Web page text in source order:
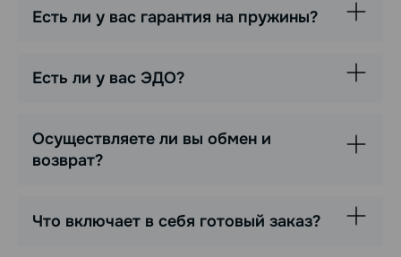
Есть ли у вас гарантия на пружины?
Есть ли у вас ЭДО?
Осуществляете ли вы обмен и
возврат?
Что включает в себя готовый заказ?